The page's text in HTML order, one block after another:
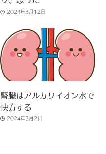
2024年3月12日
腎臓はアルカリイオン水で
快方する
2024年3月2日